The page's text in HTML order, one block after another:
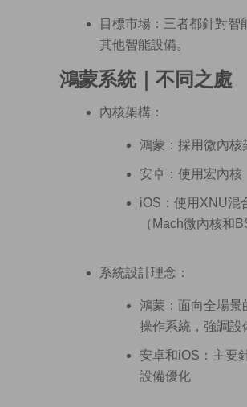
目標市場：三者都針對智
其他智能設備。
鴻蒙系統｜不同之處
內核架構：
鴻蒙：採用微內核
安卓：使用宏內核
iOS：使用XNU混
（Mach微內核和
系統設計理念：
鴻蒙：面向全場景
操作系統，強調設
安卓和iOS：主要
設備優化